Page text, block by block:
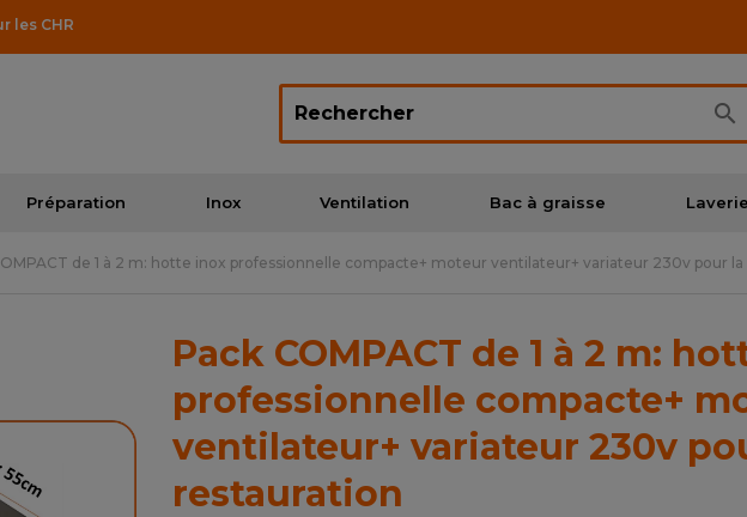
les CHR

Préparation Inox Ventilation Bac à graisse Laverie
de 1 à 2 m: hotte inox professionnelle compacte+ moteur ventilateur+ variateur 230v pour
Pack COMPACT de 1 à 2 m:
professionnelle compacte+
ventilateur+ variateur 230v
restauration